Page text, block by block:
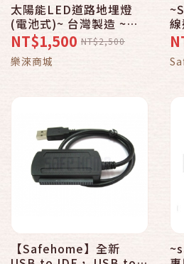
太陽能LED道路地埋燈
(電池式)~ 台灣製造 ~
(OEM/ODM)
NT$1,500 NT$2,500
樂淶商城
【Safehome】全新